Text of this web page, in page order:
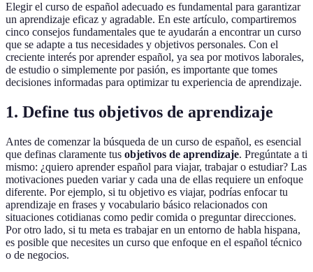
Elegir el curso de español adecuado es fundamental para garantizar
un aprendizaje eficaz y agradable. En este artículo, compartiremos
cinco consejos fundamentales que te ayudarán a encontrar un curso
que se adapte a tus necesidades y objetivos personales. Con el
creciente interés por aprender español, ya sea por motivos laborales,
de estudio o simplemente por pasión, es importante que tomes
decisiones informadas para optimizar tu experiencia de aprendizaje.
1. Define tus objetivos de aprendizaje
Antes de comenzar la búsqueda de un curso de español, es esencial
que definas claramente tus objetivos de aprendizaje. Pregúntate a ti
mismo: ¿quiero aprender español para viajar, trabajar o estudiar? Las
motivaciones pueden variar y cada una de ellas requiere un enfoque
diferente. Por ejemplo, si tu objetivo es viajar, podrías enfocar tu
aprendizaje en frases y vocabulario básico relacionados con
situaciones cotidianas como pedir comida o preguntar direcciones.
Por otro lado, si tu meta es trabajar en un entorno de habla hispana,
es posible que necesites un curso que enfoque en el español técnico
o de negocios.